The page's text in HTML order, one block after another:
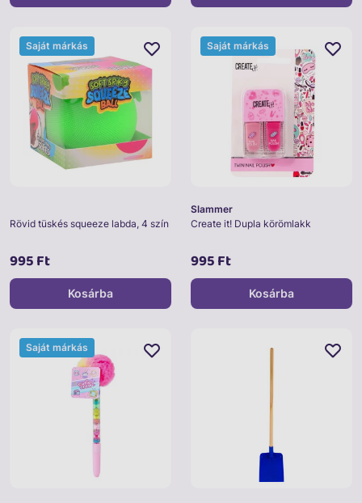
Rövid tüskés squeeze labda, 4 szín
995 Ft
Saját márkás
Kosárba
Slammer
Create it! Dupla körömlakk
995 Ft
Saját márkás
Kosárba
Saját márkás